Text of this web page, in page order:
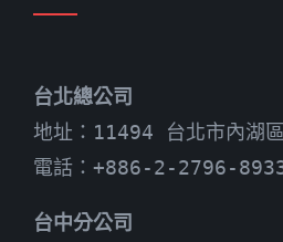
台北總公司
地址：11494 台北市內湖
電話：+886-2-2796-
台中分公司